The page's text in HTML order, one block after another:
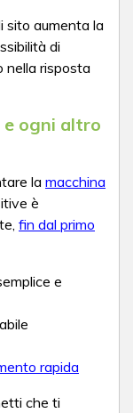
sito aumenta la
di
nella risposta
e ogni altro
la macchina
è
fin dal primo
e
rapida
che ti